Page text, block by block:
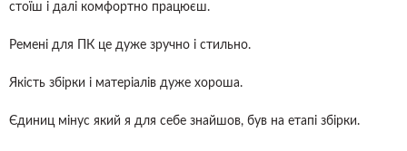
стоїш і далі комфортно працюєш.
Ремені для ПК це дуже зручно і стильно.
Якість збірки і матеріалів дуже хороша.
Єдиниц мінус який я для себе знайшов, був на етапі збірки.